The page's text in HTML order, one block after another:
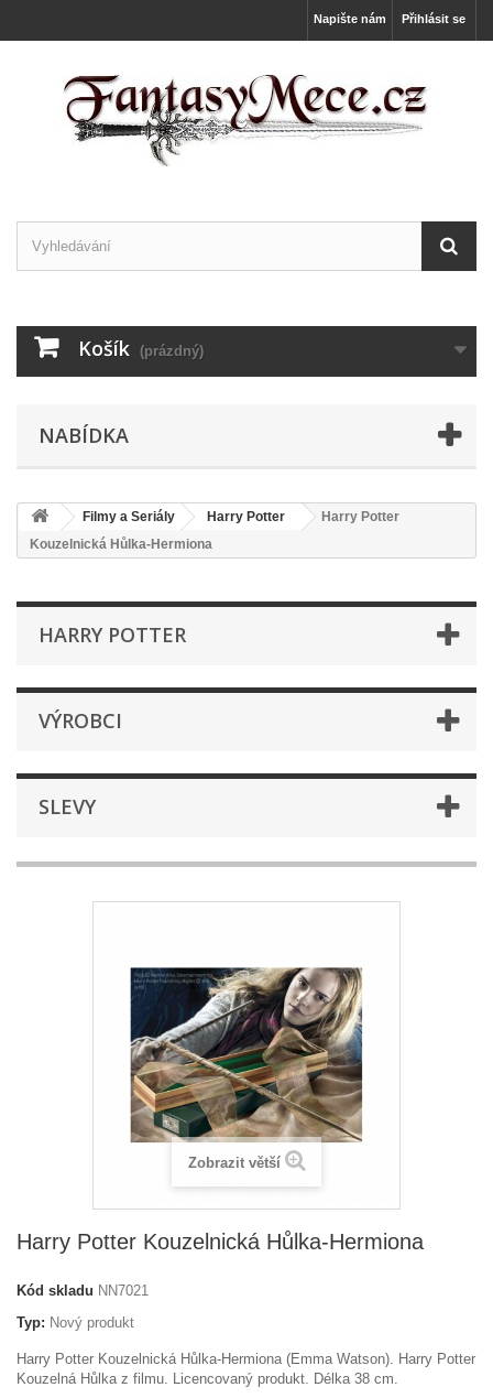
Přihlásit se
Napište nám
Košík (prázdný)
NABÍDKA
Filmy a Seriály Harry Potter
Harry Potter
Kouzelnická Hůlka-Hermiona
HARRY POTTER
VÝROBCI
SLEVY
Zobrazit větší
Harry Potter Kouzelnická Hůlka-Hermiona
Kód skladu NN7021
Typ: Nový produkt
Harry Potter Kouzelnická Hůlka-Hermiona (Emma Watson). Harry Potter
Kouzelná Hůlka z filmu. Licencovaný produkt. Délka 38 cm.